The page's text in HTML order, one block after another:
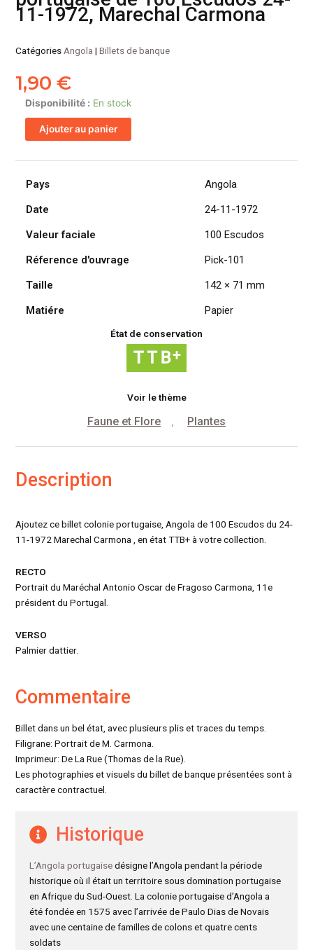
11-1972, Marechal Carmona
CatégoriesAngola |Billets de banque
1,90€
Disponibilité : En stock
quantité
de
ANGOLA
colonie
portugaise
100
24-
11-
Marechal
Ajouter au panier
Pays
Angola
Date
24-11-1972
Valeur faciale
100 Escudos
Réference d'ouvrage
Pick-101
Taille
142 × 71 mm
Matiére
Papier
État de conservation
Voir le thème
Faune et Flore , Plantes
Description
Ajoutez ce billet colonie portugaise, Angola de 100 Escudos du 24-
11-1972 Marechal Carmona , en état TTB+ à votre collection.
RECTO
Portrait du Maréchal Antonio Oscar de Fragoso Carmona, 11e
président du Portugal.
VERSO
Palmier dattier.
Commentaire
Billet dans un bel état, avec plusieurs plis et traces du temps.
Filigrane: Portrait de M. Carmona.
Imprimeur: De La Rue (Thomas de la Rue).
Les photographies et visuels du billet de banque présentées sont à
caractère contractuel.
Historique
L’Angola portugaisedésigne l’Angola pendant la période
historique où il était un territoire sous domination portugaise
en Afrique du Sud-Ouest. La colonie portugaise d’Angola a
été fondée en 1575 avec l’arrivée de Paulo Dias de Novais
avec une centaine de familles de colons et quatre cents
soldats